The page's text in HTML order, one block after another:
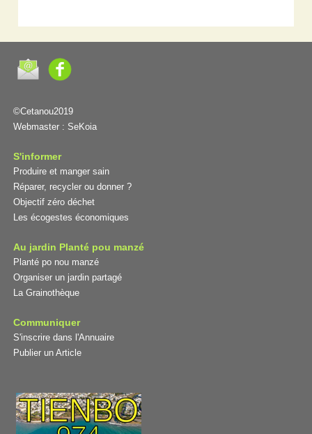
©Cetanou2019
Webmaster : SeKoia
S'informer
Produire et manger sain
Réparer, recycler ou donner ?
Objectif zéro déchet
Les écogestes économiques
Au jardin Planté pou manzé
Planté po nou manzé
Organiser un jardin partagé
La Grainothèque
Communiquer
S'inscrire dans l'Annuaire
Publier un Article